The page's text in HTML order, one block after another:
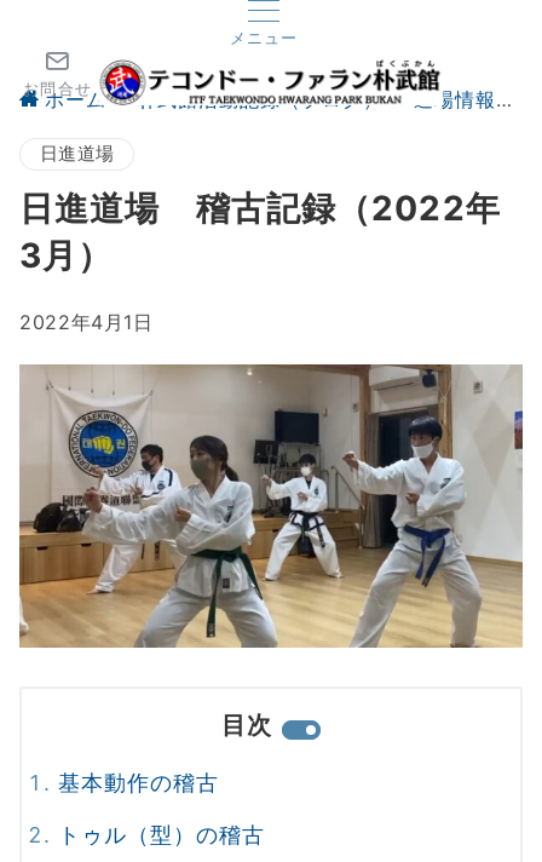
メニュー
お問合せ
ホーム 朴武館活動記録（ブログ） 道場情報
日進道場
日進道場 稽古記録（2022年
3月）
2022年4月1日
目次
基本動作の稽古
トゥル（型）の稽古